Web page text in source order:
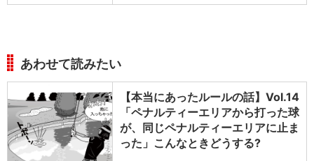
あわせて読みたい
【本当にあったルールの話】Vol.14
「ペナルティーエリアから打った球
が、同じペナルティーエリアに止ま
った」こんなときどうする?